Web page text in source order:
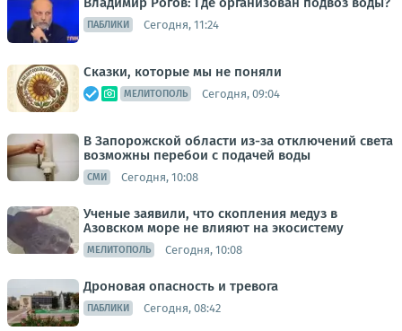
ПАБЛИКИ Сегодня, 11:24
Сказки, которые мы не поняли
МЕЛИТОПОЛЬ Сегодня, 09:04
В Запорожской области из-за отключений света
возможны перебои с подачей воды
СМИ Сегодня, 10:08
Ученые заявили, что скопления медуз в
Азовском море не влияют на экосистему
МЕЛИТОПОЛЬ Сегодня, 10:08
Дроновая опасность и тревога
ПАБЛИКИ Сегодня, 08:42